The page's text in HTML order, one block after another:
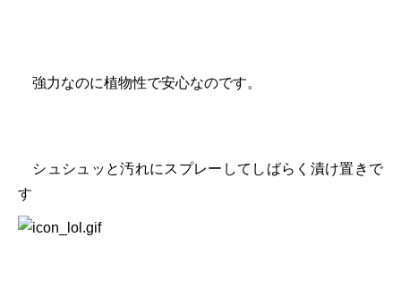
強力なのに植物性で安心なのです。
シュシュッと汚れにスプレーしてしばらく漬け置きで
す